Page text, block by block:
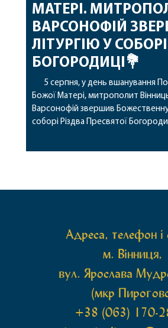
МАТЕРІ.
ВАРСОНОФІЙ
ЛІТУРГІЮ У
БОГОРОДИЦІ💐
5 серпня, у день вшанування
Божої Матері, митрополит
Варсонофій звершив Божественну
соборі Різдва Пресвятої
Його Високопреосвященству
Адреса, телефон і
м. Вінниця,
вул. Ярослава
(мкр
+38 (063) 170-